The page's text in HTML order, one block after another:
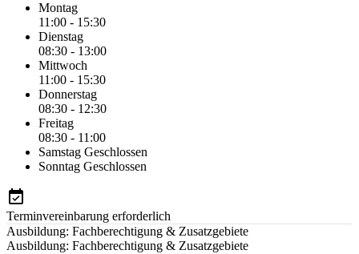
Montag
11:00 - 15:30
Dienstag
08:30 - 13:00
Mittwoch
11:00 - 15:30
Donnerstag
08:30 - 12:30
Freitag
08:30 - 11:00
Samstag Geschlossen
Sonntag Geschlossen
Terminvereinbarung erforderlich
Ausbildung: Fachberechtigung & Zusatzgebiete
Ausbildung: Fachberechtigung & Zusatzgebiete